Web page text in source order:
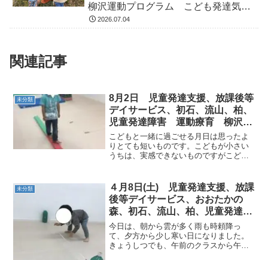
柳沢運動プログラム こども発達気に
なる 発達障害 放デイ 自閉症
2026.07.04
関連記事
未分類
8月2日 児童発達支援、放課後等
デイサービス、初石、流山、柏、
児童発達障害 運動療育 柳沢運
動プログラム こども発達気にな
る 発達障害 放デ
こどもと一緒に過ごせる月日は思ったよ
りとても短いものです。こどもが小さい
うちは、実感できないものですがこども
す。お母さんは、忙しくこどもの遊びに
付き合う暇もない方もいらっ...
未分類
４月8日(土) 児童発達支援、放課
後等デイサービス、おおたかの
森、初石、流山、柏、児童発達障
害 運動療育 柳沢運動プログラ
ム こども発達気になる 発達障
害 放デイ 自閉症 ADHD ア
今日は、朝から雲が多く雨も時頼降っ
て、夕方から少し寒い日になりました。
きょうしつでも、午前のクラスから午後